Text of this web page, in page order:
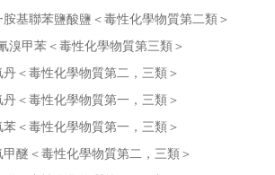
胺基聯苯鹽酸鹽＜毒性化學物質第二類＞
溴甲苯＜毒性化學物質第三類＞
丹＜毒性化學物質第二，三類＞
丹＜毒性化學物質第一，三類＞
苯＜毒性化學物質第一，三類＞
甲醚＜毒性化學物質第二，三類＞